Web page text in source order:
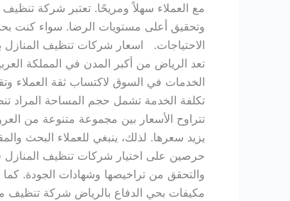
مع العملاء سهلاً ومريحًا. تعتبر شركة
وتحقيق أعلى مستويات الرضا. سواء كنت
الاحتياجات. اسعار شركات تنظيف المنازل
تعد الرياض من أكبر المدن في المملكة
الخدمات في السوق لاكتساب ثقة العملاء
تكلفة الخدمة تشمل حجم المساحة المراد
تتراوح الأسعار بين مجموعة متنوعة من
يزيد سعرها. لذلك، ينبغي للعملاء البحث
حرصين على اختيار شركات تنظيف المنازل
والتحقق من تراخيصها وشهادات الجودة.
مكيفات بحي الدفاع بالرياض شركة